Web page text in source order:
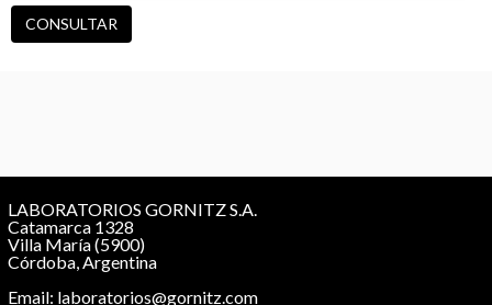
LABORATORIOS GORNITZ S.A.
Catamarca 1328
Villa María (5900)
Córdoba, Argentina
Email: laboratorios@gornitz.com